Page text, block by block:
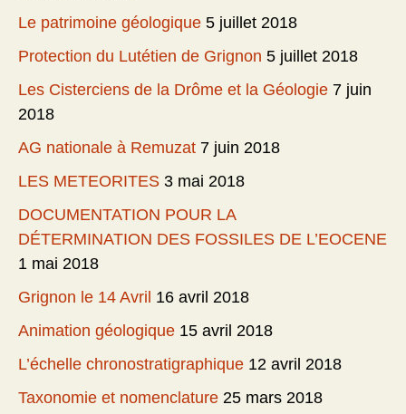
Le patrimoine géologique 5 juillet 2018
Protection du Lutétien de Grignon 5 juillet 2018
Les Cisterciens de la Drôme et la Géologie 7 juin
2018
AG nationale à Remuzat 7 juin 2018
LES METEORITES 3 mai 2018
DOCUMENTATION POUR LA
DÉTERMINATION DES FOSSILES DE L’EOCENE
1 mai 2018
Grignon le 14 Avril 16 avril 2018
Animation géologique 15 avril 2018
L’échelle chronostratigraphique 12 avril 2018
Taxonomie et nomenclature 25 mars 2018